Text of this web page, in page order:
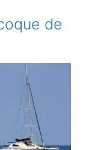
de